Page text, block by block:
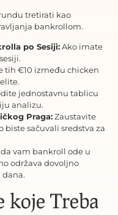
tretirati kao
bankrollom.
po Sesiji:Ako imate
tih €10 između chicken
jednostavnu tablicu
analizu.
Praga:Zaustavite
biste sačuvali sredstva za
vam bankroll ode u
održava dovoljno
koje Treba